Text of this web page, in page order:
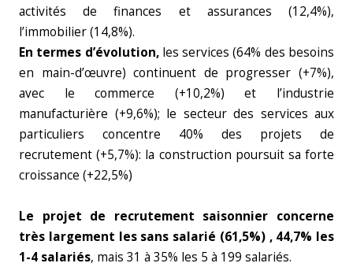
activités de finances et assurances (12,4%),
l’immobilier (14,8%).
En termes d’évolution,les services (64% des besoins
en main-d’œuvre) continuent de progresser (+7%),
avec le commerce (+10,2%) et l’industrie
manufacturière (+9,6%); le secteur des services aux
particuliers concentre 40% des projets de
recrutement (+5,7%): la construction poursuit sa forte
croissance (+22,5%)
Le projet de recrutement saisonnier concerne
très largement les sans salarié (61,5%) , 44,7% les
1-4 salariés, mais 31 à 35% les 5 à 199 salariés.